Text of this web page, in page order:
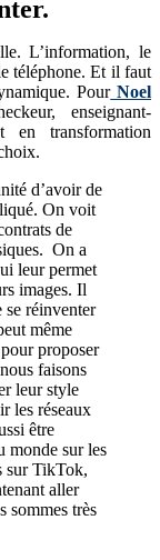
L’information, le
téléphone. Et il faut
PourNoel
enseignant-
en transformation
d’avoir de
On voit
de
On a
leur permet
images. Il
se réinventer
même
proposer
faisons
leur style
les réseaux
être
monde sur les
sur TikTok,
aller
sommes très